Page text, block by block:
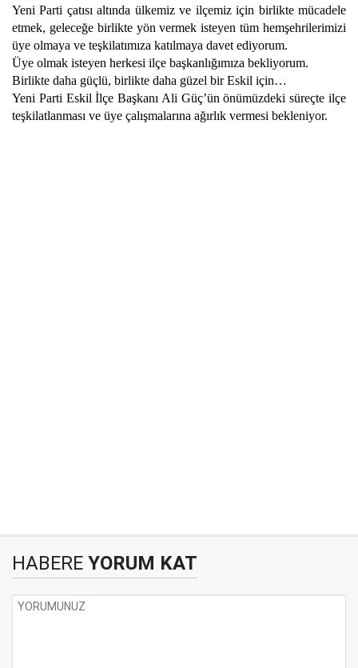
Yeni Parti çatısı altında ülkemiz ve ilçemiz için birlikte mücadele
etmek, geleceğe birlikte yön vermek isteyen tüm hemşehrilerimizi
üye olmaya ve teşkilatımıza katılmaya davet ediyorum.
Üye olmak isteyen herkesi ilçe başkanlığımıza bekliyorum.
Birlikte daha güçlü, birlikte daha güzel bir Eskil için…
Yeni Parti Eskil İlçe Başkanı Ali Güç’ün önümüzdeki süreçte ilçe
teşkilatlanması ve üye çalışmalarına ağırlık vermesi bekleniyor.
HABERE YORUM KAT